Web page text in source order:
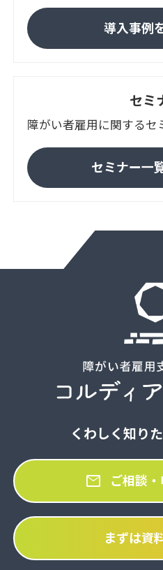
導入事例
セミ
障がい者雇用に関するセ
セミナー一
くわしく知り
mail ご相談
まずは資